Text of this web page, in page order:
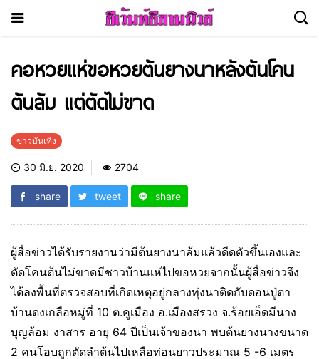
คอหวยแห่ขอหวยต้นยางนาหลังตันโคน
ต้นล้ม แต่ตัดไม่ขาด
ข่าวบันเทิง
30 มิ.ย. 2020 2704
share tweet share
ผู้สื่อข่าวได้รับรายงานว่ามีต้นยางนาล้มแล้วดีดตัวขึ้นเองและ
ตัดโคนต้นไม่ขาดมีชาวบ้านแห่ไปขอหวยจากนั้นผู้สื่อข่าวจึง
ได้ลงพื้นที่ตรวจสอบที่เกิดเหตุอยู่กลางทุ่งนาติดกับดอนปู่ตา
บ้านดงเกลือหมู่ที่ 10 ต.คูเมือง อ.เมืองสรวง จ.ร้อยเอ็ดมีนาง
บุญล้อม งาสาร อายุ 64 ปีเป็นเจ้าของนา พบต้นยางนางขนาด
2 คนโอบถูกตัดลำต้นไปเหลือท่อนยาวประมาณ 5 -6 เมตร